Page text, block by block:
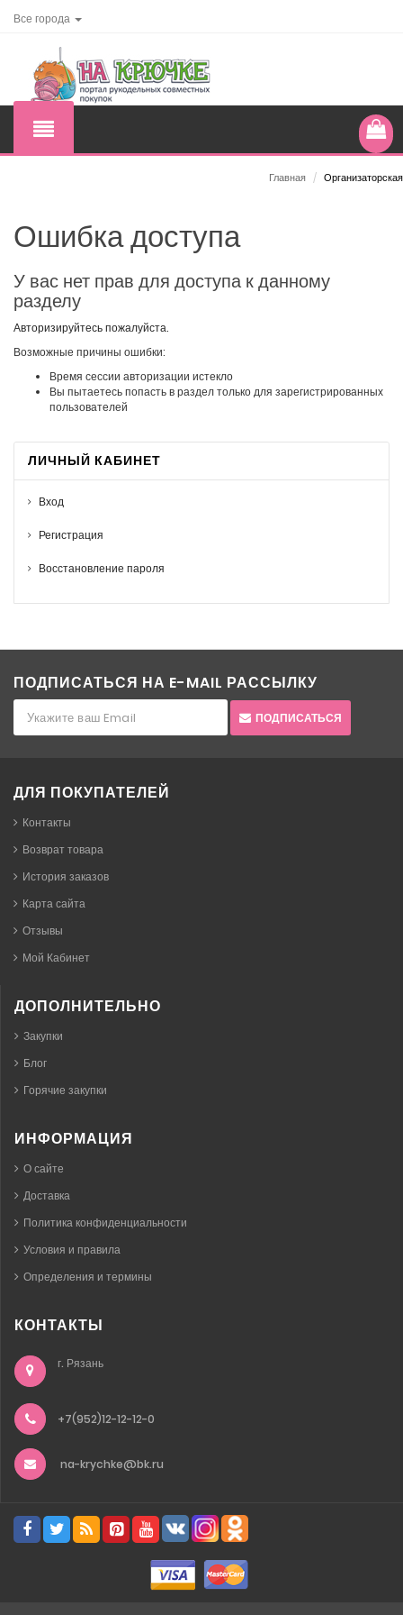
Все города
Главная / Организаторская
Ошибка доступа
У вас нет прав для доступа к данному
разделу
Авторизируйтесь пожалуйста.
Возможные причины ошибки:
Время сессии авторизации истекло
Вы пытаетесь попасть в раздел только для зарегистрированных
пользователей
ЛИЧНЫЙ КАБИНЕТ
Вход
Регистрация
Восстановление пароля
ПОДПИСАТЬСЯ НА E-MAIL РАССЫЛКУ
ПОДПИСАТЬСЯ
ДЛЯ ПОКУПАТЕЛЕЙ
Контакты
Возврат товара
История заказов
Карта сайта
Отзывы
Мой Кабинет
ДОПОЛНИТЕЛЬНО
Закупки
Блог
Горячие закупки
ИНФОРМАЦИЯ
О сайте
Доставка
Политика конфиденциальности
Условия и правила
Определения и термины
КОНТАКТЫ
г. Рязань
+7(952)12-12-12-0
na-krychke@bk.ru